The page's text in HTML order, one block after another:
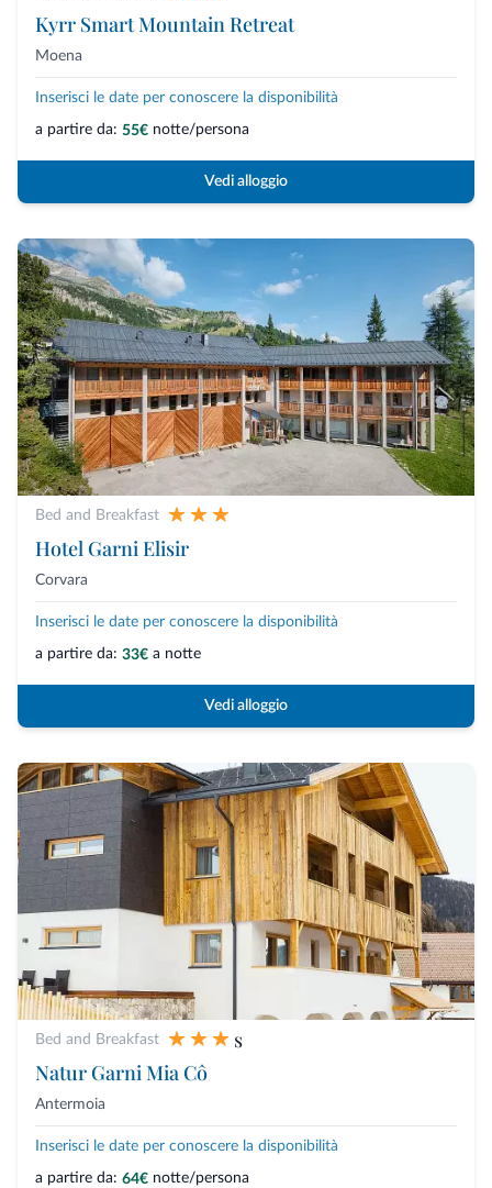
Kyrr Smart Mountain Retreat
Moena
Inserisci le date per conoscere la disponibilità
a partire da: 55€ notte/persona
Vedi alloggio
Bed and Breakfast
Hotel Garni Elisir
Corvara
Inserisci le date per conoscere la disponibilità
a partire da: 33€ a notte
Vedi alloggio
Bed and Breakfast
s
Natur Garni Mia Cô
Antermoia
Inserisci le date per conoscere la disponibilità
a partire da: 64€ notte/persona